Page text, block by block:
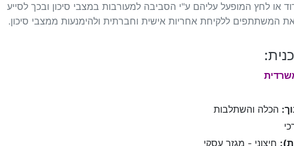
או לחץ המופעל עליהם ע"י הסביבה למעורבות במצבי סיכון ובכך לסייע
המשתתפים ללקיחת אחריות אישית וחברתית ולהימנעות ממצבי סיכון.
הכלה והשתלבות
חיצוני - מגזר עסקי